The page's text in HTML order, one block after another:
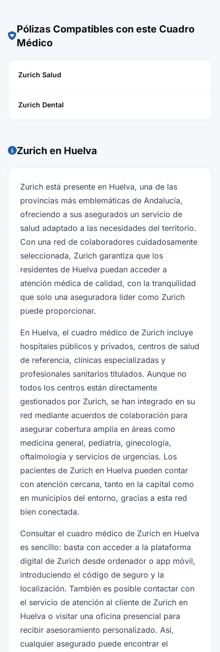
Pólizas Compatibles con este Cuadro
Médico
Zurich Salud
Zurich Dental
Zurich en Huelva
Zurich está presente en Huelva, una de las
provincias más emblemáticas de Andalucía,
ofreciendo a sus asegurados un servicio de
salud adaptado a las necesidades del territorio.
Con una red de colaboradores cuidadosamente
seleccionada, Zurich garantiza que los
residentes de Huelva puedan acceder a
atención médica de calidad, con la tranquilidad
que solo una aseguradora líder como Zurich
puede proporcionar.
En Huelva, el cuadro médico de Zurich incluye
hospitales públicos y privados, centros de salud
de referencia, clínicas especializadas y
profesionales sanitarios titulados. Aunque no
todos los centros están directamente
gestionados por Zurich, se han integrado en su
red mediante acuerdos de colaboración para
asegurar cobertura amplia en áreas como
medicina general, pediatría, ginecología,
oftalmología y servicios de urgencias. Los
pacientes de Zurich en Huelva pueden contar
con atención cercana, tanto en la capital como
en municipios del entorno, gracias a esta red
bien conectada.
Consultar el cuadro médico de Zurich en Huelva
es sencillo: basta con acceder a la plataforma
digital de Zurich desde ordenador o app móvil,
introduciendo el código de seguro y la
localización. También es posible contactar con
el servicio de atención al cliente de Zurich en
Huelva o visitar una oficina presencial para
recibir asesoramiento personalizado. Así,
cualquier asegurado puede encontrar el